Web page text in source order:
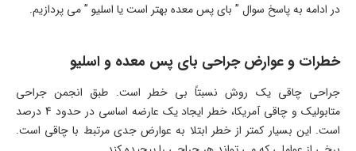
در ادامه به پاسخ سوال ” بای پس معده بهتر است یا اسلیو ” می پردازیم.
خطرات و عوارض جراحی بای پس معده و اسلیو
جراحی چاقی یک روش نسبتاً بی خطر است. طبق انجمن جراحی
متابولیک و چاقی آمریکا، خطر ایجاد یک عارضه اساسی در حدود 4 درصد
است. این بسیار کمتر از خطر ابتلا به عوارض جدی مرتبط با چاقی است.